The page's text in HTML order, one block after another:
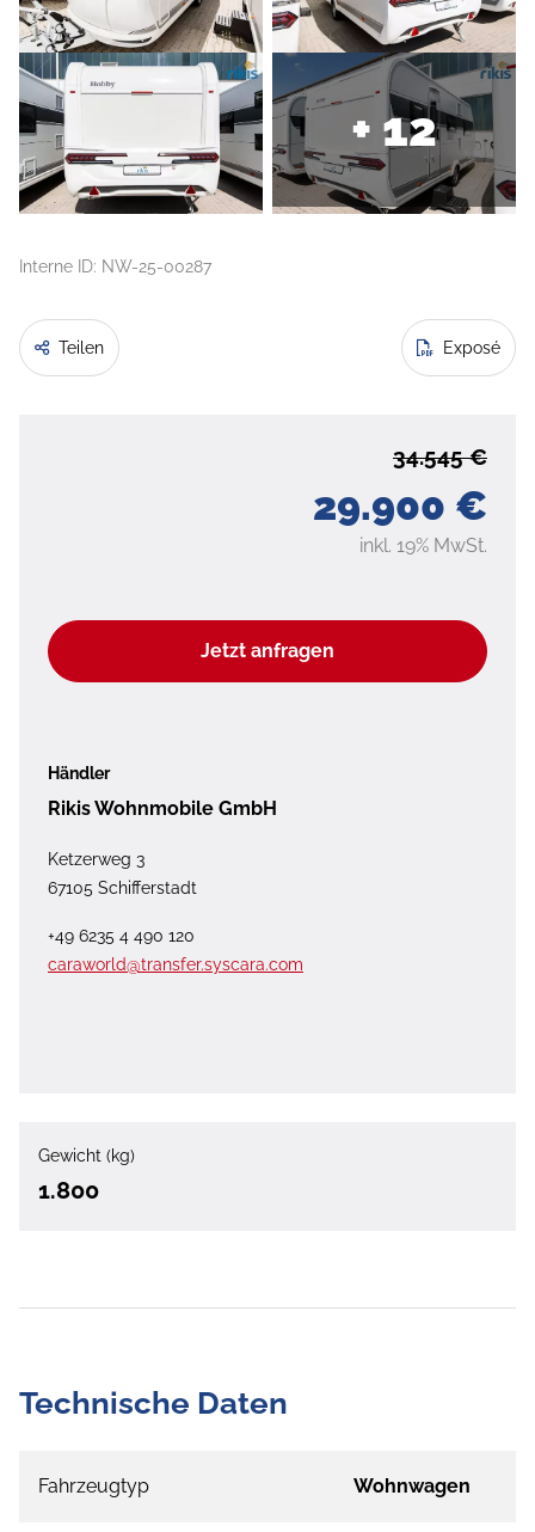
+ 12
Interne ID: NW-25-00287
Teilen Exposé
29.900 €
34.545 €
inkl. 19% MwSt.
Jetzt anfragen
Händler
Rikis Wohnmobile GmbH
Ketzerweg 3
67105 Schifferstadt
+49 6235 4 490 120
caraworld@transfer.syscara.com
Gewicht (kg)
1.800
Technische Daten
Fahrzeugtyp Wohnwagen